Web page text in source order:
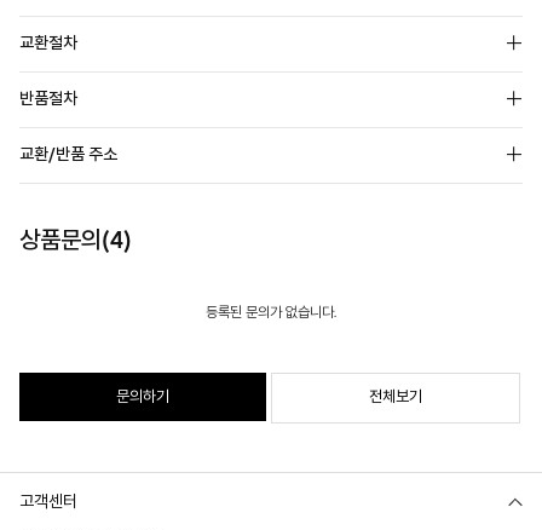
교환절차
반품절차
교환/반품 주소
상품문의(4)
등록된 문의가 없습니다.
문의하기 전체보기
고객센터